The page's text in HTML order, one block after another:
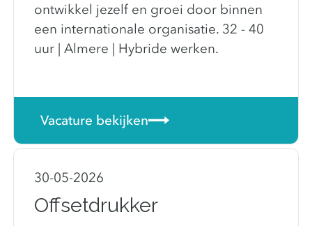
ontwikkel jezelf en groei door binnen
een internationale organisatie. 32 - 40
uur | Almere | Hybride werken.
Vacature bekijken
30-05-2026
Offsetdrukker